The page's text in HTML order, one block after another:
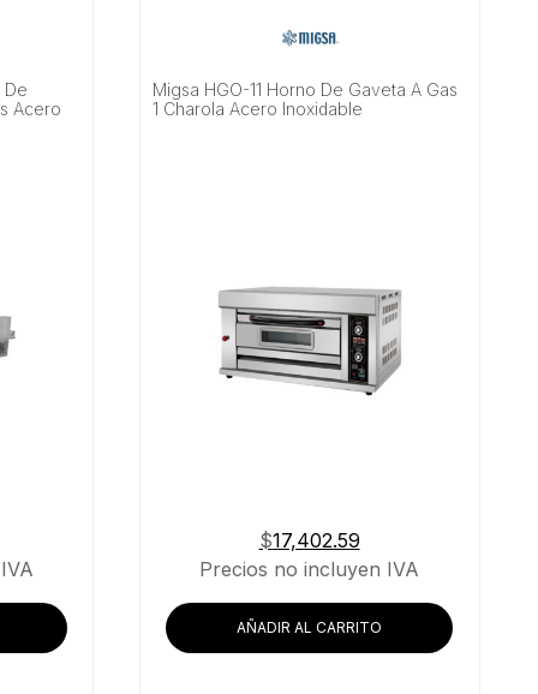
De
Acero
Migsa HGO-11 Horno De Gaveta A Gas
1 Charola Acero Inoxidable
$17,402.59
Precios no incluyen IVA
AÑADIR AL CARRITO